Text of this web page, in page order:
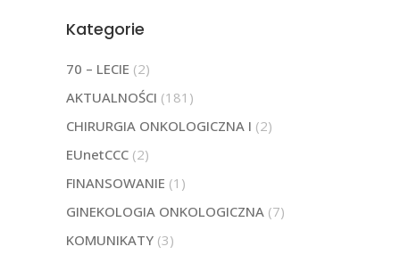
Kategorie
70 – LECIE (2)
AKTUALNOŚCI (181)
CHIRURGIA ONKOLOGICZNA I (2)
EUnetCCC (2)
FINANSOWANIE (1)
GINEKOLOGIA ONKOLOGICZNA (7)
KOMUNIKATY (3)